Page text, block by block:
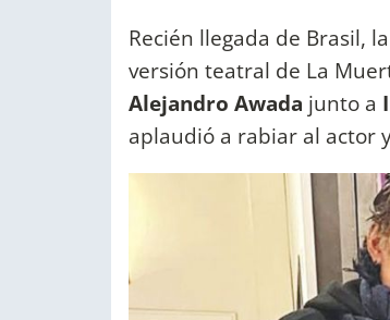
Recién llegada de Brasil,
versión teatral de La
Alejandro Awada junto a
aplaudió a rabiar al actor